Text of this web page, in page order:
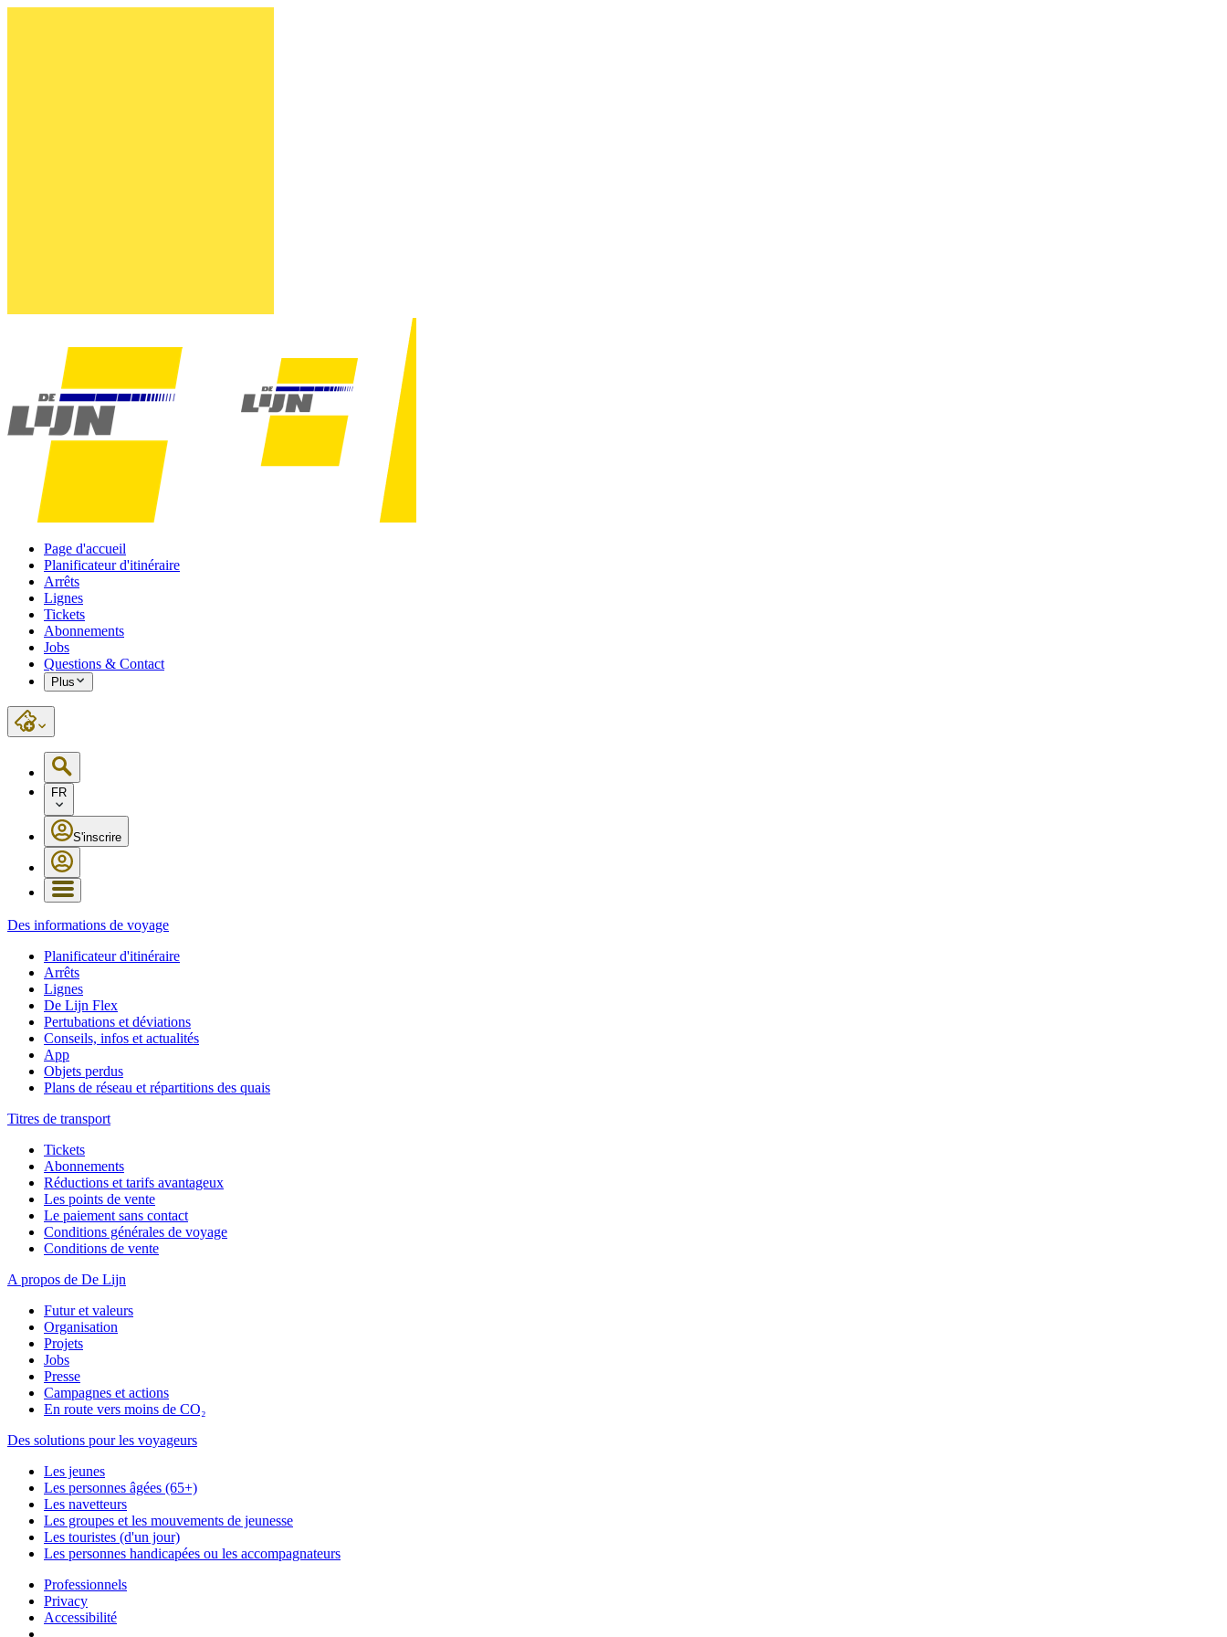
Page d'accueil
Planificateur d'itinéraire
Arrêts
Lignes
Tickets
Abonnements
Jobs
Questions & Contact
Plus
FR
S'inscrire
Des informations de voyage
Planificateur d'itinéraire
Arrêts
Lignes
De Lijn Flex
Pertubations et déviations
Conseils, infos et actualités
App
Objets perdus
Plans de réseau et répartitions des quais
Titres de transport
Tickets
Abonnements
Réductions et tarifs avantageux
Les points de vente
Le paiement sans contact
Conditions générales de voyage
Conditions de vente
A propos de De Lijn
Futur et valeurs
Organisation
Projets
Jobs
Presse
Campagnes et actions
En route vers moins de CO₂
Des solutions pour les voyageurs
Les jeunes
Les personnes âgées (65+)
Les navetteurs
Les groupes et les mouvements de jeunesse
Les touristes (d'un jour)
Les personnes handicapées ou les accompagnateurs
Professionnels
Privacy
Accessibilité